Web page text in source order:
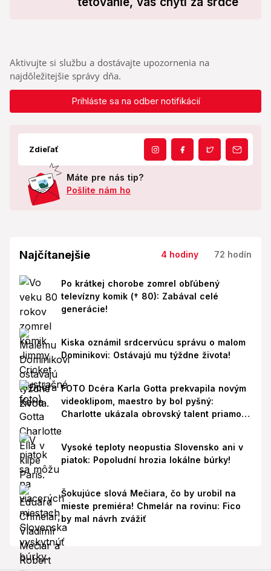
Aktivujte si službu a dostávajte upozornenia na
najdôležitejšie správy dňa.
Prihláste sa na odber notifikácií
Zdieľať
Máte pre nás tip?
Pošlite nám ho
Najčítanejšie 4 hodiny 72 hodín
Po krátkej chorobe zomrel obľúbený
televízny komik († 80): Zabával celé
generácie!
Kiska oznámil srdcervúcu správu o malom
Dominikovi: Ostávajú mu týždne života!
FOTO Dcéra Karla Gotta prekvapila novým
videoklipom, maestro by bol pyšný:
Charlotte ukázala obrovský talent priamo v
Vysoké teploty neopustia Slovensko ani v
piatok: Popoludní hrozia lokálne búrky!
Šokujúce slová Mečiara, čo by urobil na
mieste premiéra! Chmelár na rovinu: Fico
by mal návrh zvážiť